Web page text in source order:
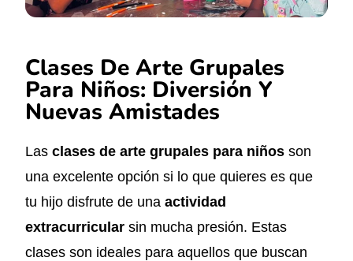
Clases De Arte Grupales
Para Niños: Diversión Y
Nuevas Amistades
Lasclases de arte grupales para niños son
una excelente opción si lo que quieres es que
tu hijo disfrute de unaactividad
extracurricular sin mucha presión. Estas
clases son ideales para aquellos que buscan